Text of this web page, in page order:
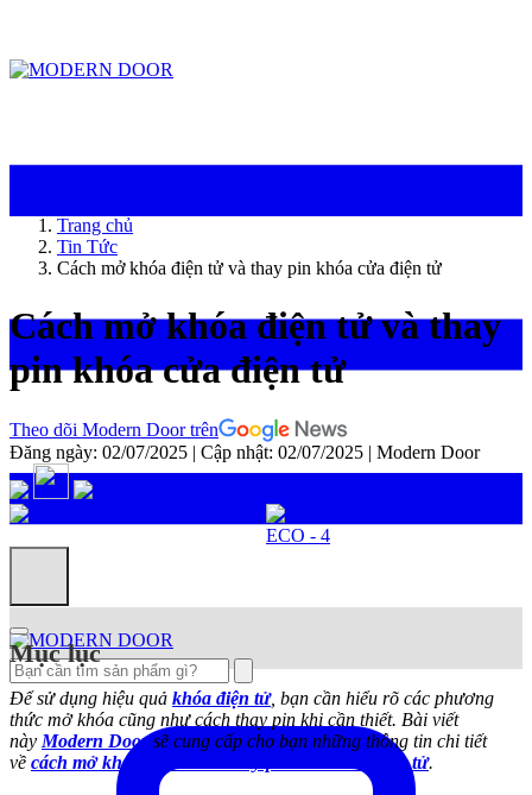
Trang chủ
Tin Tức
Cách mở khóa điện tử và thay pin khóa cửa điện tử
Cách mở khóa điện tử và thay
pin khóa cửa điện tử
Theo dõi Modern Door trên
Đăng ngày: 02/07/2025 | Cập nhật: 02/07/2025 | Modern Door
Mục lục
Để sử dụng hiệu quả khóa điện tử, bạn cần hiểu rõ các phương
thức mở khóa cũng như cách thay pin khi cần thiết. Bài viết
này Modern Doorsẽ cung cấp cho bạn những thông tin chi tiết
về cách mở khóa điện tử và thay pin khóa cửa điện tử.